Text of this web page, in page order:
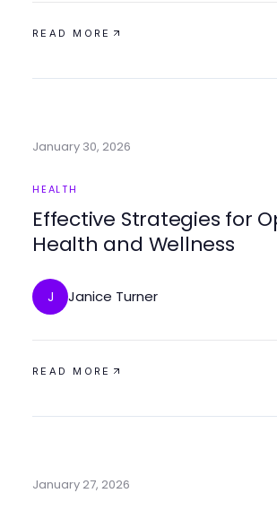
READ MORE
January 30, 2026
HEALTH
Effective Strategies for
Health and Wellness
J Janice Turner
READ MORE
January 27, 2026